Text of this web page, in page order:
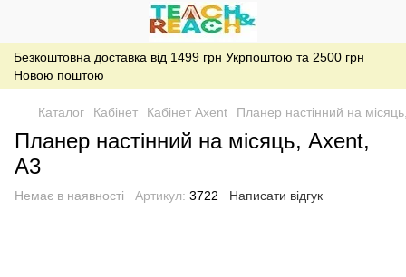
Безкоштовна доставка від 1499 грн Укрпоштою та 2500 грн
Новою поштою
Каталог Кабінет Кабінет Axent Планер настінний на
Планер настінний на місяць, Axent,
А3
Немає в наявності Артикул: 3722 Написати відгук